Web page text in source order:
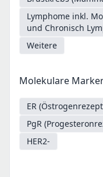
Lymphome inkl.
und Chronisch
Weitere
Molekulare
ER
PgR
HER2-